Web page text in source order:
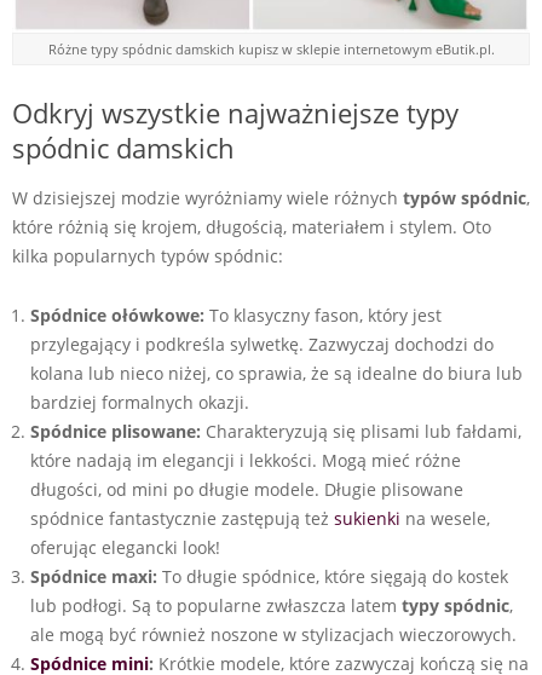
Różne typy spódnic damskich kupisz w sklepie internetowym eButik.pl.
Odkryj wszystkie najważniejsze typy
spódnic damskich
W dzisiejszej modzie wyróżniamy wiele różnych typów spódnic,
które różnią się krojem, długością, materiałem i stylem. Oto
kilka popularnych typów spódnic:
Spódnice ołówkowe: To klasyczny fason, który jest
przylegający i podkreśla sylwetkę. Zazwyczaj dochodzi do
kolana lub nieco niżej, co sprawia, że są idealne do biura lub
bardziej formalnych okazji.
Spódnice plisowane: Charakteryzują się plisami lub fałdami,
które nadają im elegancji i lekkości. Mogą mieć różne
długości, od mini po długie modele. Długie plisowane
spódnice fantastycznie zastępują też sukienki na wesele,
oferując elegancki look!
Spódnice maxi: To długie spódnice, które sięgają do kostek
lub podłogi. Są to popularne zwłaszcza latem typy spódnic,
ale mogą być również noszone w stylizacjach wieczorowych.
Spódnice mini: Krótkie modele, które zazwyczaj kończą się na